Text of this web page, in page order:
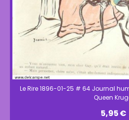
Le Rire 1896-01-25 # 64 Journal
Queen
5,95€